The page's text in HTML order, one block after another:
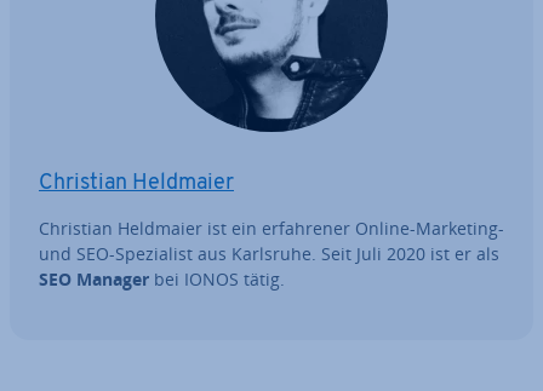
Christian Heldmaier
Christian Heldmaier ist ein er­fah­re­ner Online-Marketing-
und SEO-Spe­zia­list aus Karlsruhe. Seit Juli 2020 ist er als
SEO Manager bei IONOS tätig.